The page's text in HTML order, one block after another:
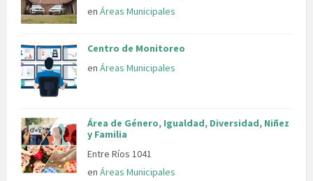
en Áreas Municipales
Centro de Monitoreo
en Áreas Municipales
Área de Género, Igualdad, Diversidad, Niñez
y Familia
Entre Ríos 1041
en Áreas Municipales